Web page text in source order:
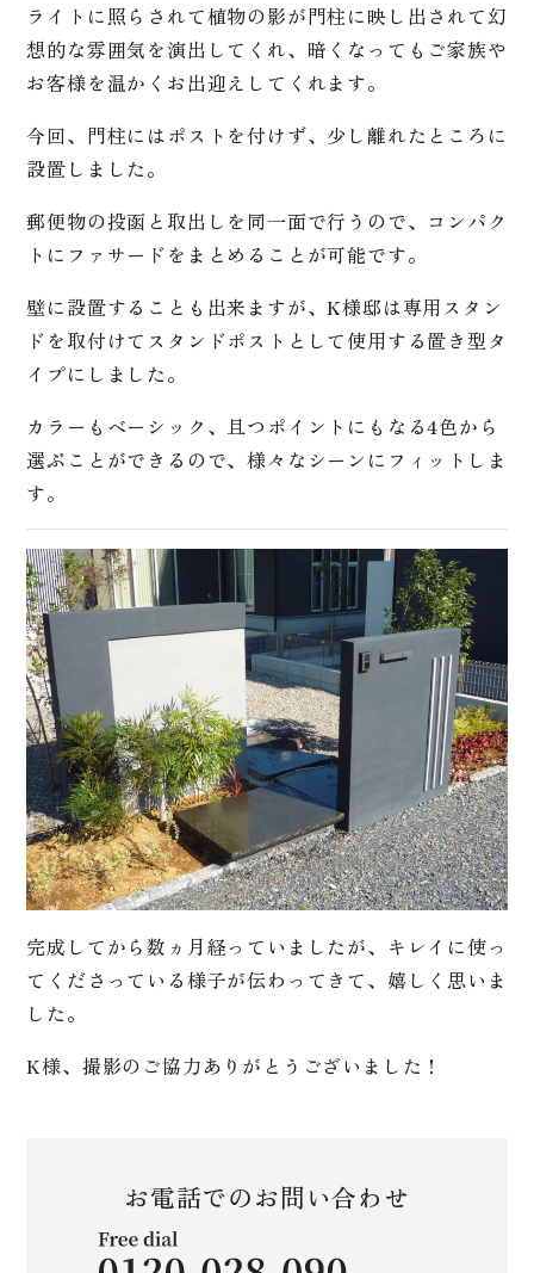
ライトに照らされて植物の影が門柱に映し出されて幻
想的な雰囲気を演出してくれ、暗くなってもご家族や
お客様を温かくお出迎えしてくれます。
今回、門柱にはポストを付けず、少し離れたところに
設置しました。
郵便物の投函と取出しを同一面で行うので、コンパク
トにファサードをまとめることが可能です。
壁に設置することも出来ますが、K様邸は専用スタン
ドを取付けてスタンドポストとして使用する置き型タ
イプにしました。
カラーもベーシック、且つポイントにもなる4色から
選ぶことができるので、様々なシーンにフィットしま
す。
完成してから数ヵ月経っていましたが、キレイに使っ
てくださっている様子が伝わってきて、嬉しく思いま
した。
K様、撮影のご協力ありがとうございました！
お電話でのお問い合わせ